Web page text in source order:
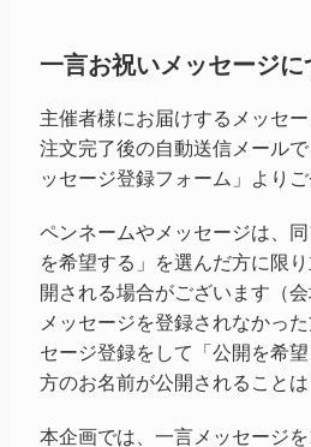
一言お祝いメッセージに
主催者様にお届けするメッセー
注文完了後の自動送信メール
ッセージ登録フォーム」よりご
ペンネームやメッセージは、
を希望する」を選んだ方に限
開される場合がございます（会
メッセージを登録されなかっ
セージ登録をして「公開を希
方のお名前が公開されることは
本企画では、一言メッセージ